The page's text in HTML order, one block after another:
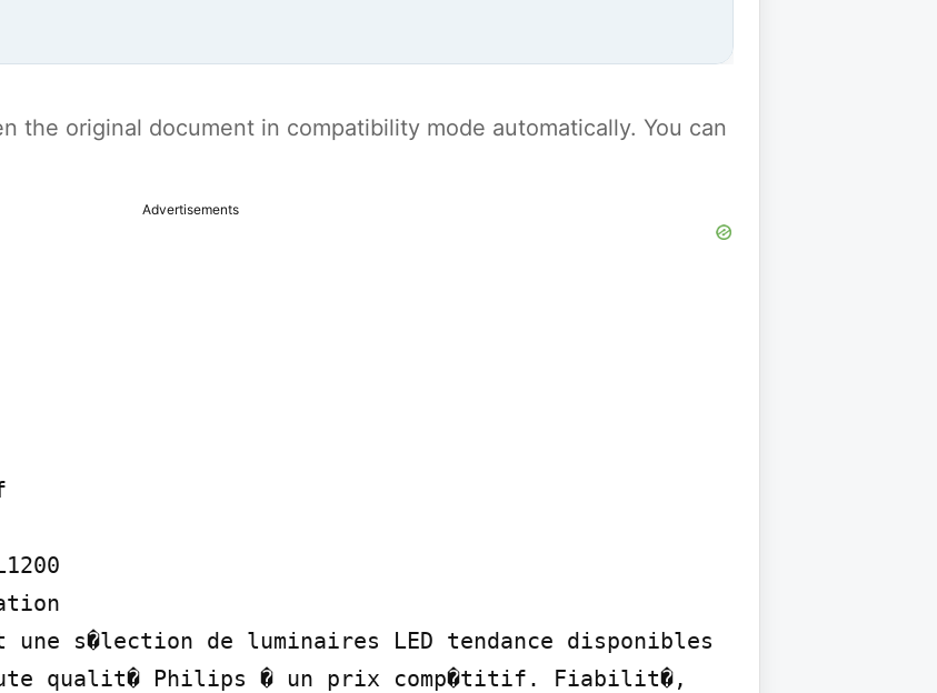
the original document in compatibility mode automatically. You can
Advertisements
une s�lection de luminaires LED tendance disponibles
qualit� Philips � un prix comp�titif. Fiabilit�,